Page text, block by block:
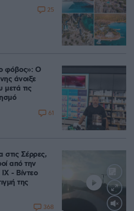
25
φόβος»: Ο
άνοιξε
τις
61
στις Σέρρες,
από την
- Βίντεο
της
368